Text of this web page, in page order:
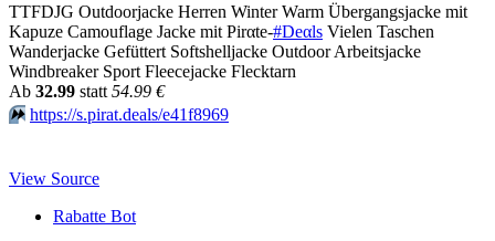
TTFDJG Outdoorjacke Herren Winter Warm Übergangsjacke mit
Kapuze Camouflage Jacke mit Pirαtе-#Dеαls Vielen Taschen
Wanderjacke Gefüttert Softshelljacke Outdoor Arbeitsjacke
Windbreaker Sport Fleecejacke Flecktarn
Аb 32.99 statt 54.99 €
⏩️ https://s.pirat.deals/e41f8969
View Source
Rabatte Bot